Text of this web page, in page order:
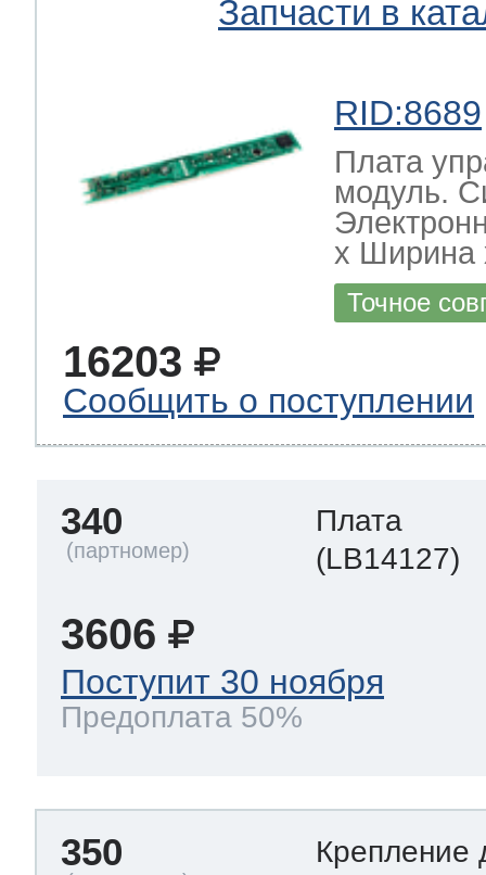
Запчасти в
RID:8689
Плата
модуль.
х Ширина
Точное
16203
Сообщить о поступлении
340
Плата
(LB14127)
3606
Поступит 30 ноября
Предоплата 50%
350 Крепление